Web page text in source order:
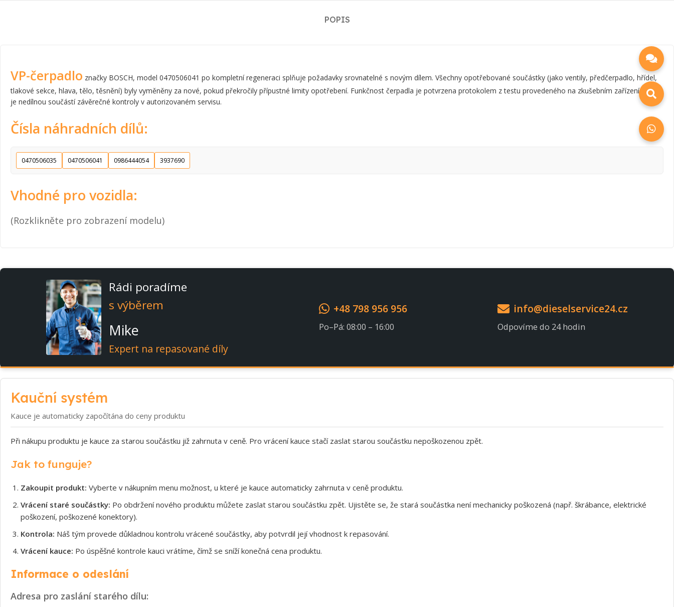
POPIS
VP-čerpadlo značky BOSCH, model 0470506041 po kompletní regeneraci splňuje požadavky srovnatelné s novým dílem. Všechny opotřebované součástky (jako ventily, předčerpadlo, hřídel,
tlakové sekce, hlava, tělo, těsnění) byly vyměněny za nové, pokud překročily přípustné limity opotřebení. Funkčnost čerpadla je potvrzena protokolem z testu provedeného na zkušebním zařízení, který
je nedílnou součástí závěrečné kontroly v autorizovaném servisu.
Čísla náhradních dílů:
0470506035 0470506041 0986444054 3937690
Vhodné pro vozidla:
(Rozklikněte pro zobrazení modelu)
Rádi poradíme
s výběrem
Mike
Expert na repasované díly
+48 798 956 956
Po–Pá: 08:00 – 16:00
info@dieselservice24.cz
Odpovíme do 24 hodin
Kauční systém
Kauce je automaticky započítána do ceny produktu
Při nákupu produktu je kauce za starou součástku již zahrnuta v ceně. Pro vrácení kauce stačí zaslat starou součástku nepoškozenou zpět.
Jak to funguje?
Zakoupit produkt: Vyberte v nákupním menu možnost, u které je kauce automaticky zahrnuta v ceně produktu.
Vrácení staré součástky: Po obdržení nového produktu můžete zaslat starou součástku zpět. Ujistěte se, že stará součástka není mechanicky poškozená (např. škrábance, elektrické
poškození, poškozené konektory).
Kontrola: Náš tým provede důkladnou kontrolu vrácené součástky, aby potvrdil její vhodnost k repasování.
Vrácení kauce: Po úspěšné kontrole kauci vrátíme, čímž se sníží konečná cena produktu.
Informace o odeslání
Adresa pro zaslání starého dílu: